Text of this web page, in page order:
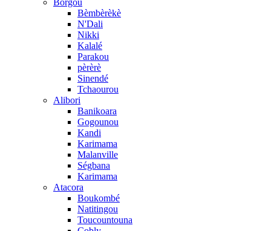
Bèmbèrèkè
N'Dali
Nikki
Kalalé
Parakou
pèrèrè
Sinendé
Tchaourou
Alibori
Banikoara
Gogounou
Kandi
Karimama
Malanville
Ségbana
Karimama
Atacora
Boukombé
Natitingou
Toucountouna